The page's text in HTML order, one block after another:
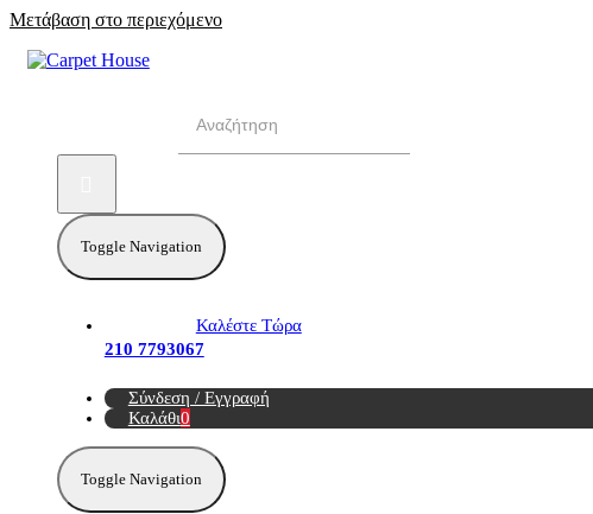
Μετάβαση στο περιεχόμενο
Toggle Navigation
Καλέστε Τώρα
210 7793067
Σύνδεση / Εγγραφή
Καλάθι0
Toggle Navigation